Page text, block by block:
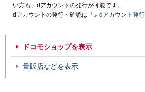
い方も、dアカウントの発行が可能です。
dアカウントの発行・確認は「
dアカウント発行
ドコモショップを表示
量販店などを表示